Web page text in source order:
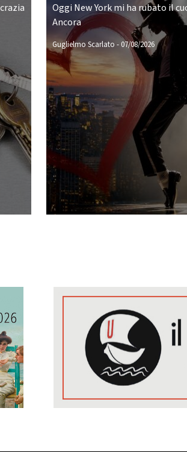
Oggi New York mi ha rubato il
Ancora
Guglielmo Scarlato -07/08/2026